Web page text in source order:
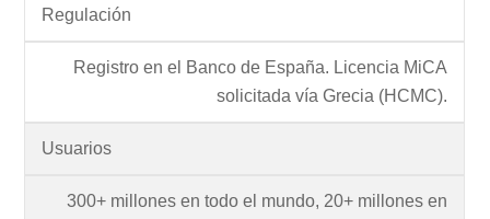
Regulación
Registro en el Banco de España. Licencia MiCA
solicitada vía Grecia (HCMC).
Usuarios
300+ millones en todo el mundo, 20+ millones en